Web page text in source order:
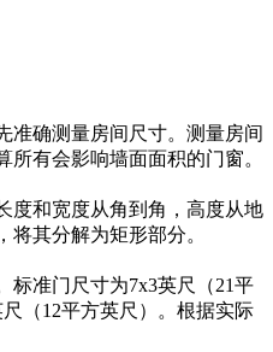
准确测量房间尺寸。测量房间
有会影响墙面面积的门窗。
度和宽度从角到角，高度从地
其分解为矩形部分。
标准门尺寸为7x3英尺（21平
（12平方英尺）。根据实际